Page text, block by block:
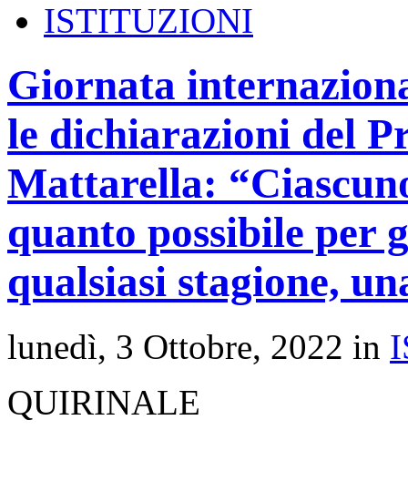
ISTITUZIONI
Giornata
le dichiarazioni del
Mattarella:
quanto possibile per
qualsiasi stagione,
lunedì, 3 Ottobre, 2022 in
QUIRINALE